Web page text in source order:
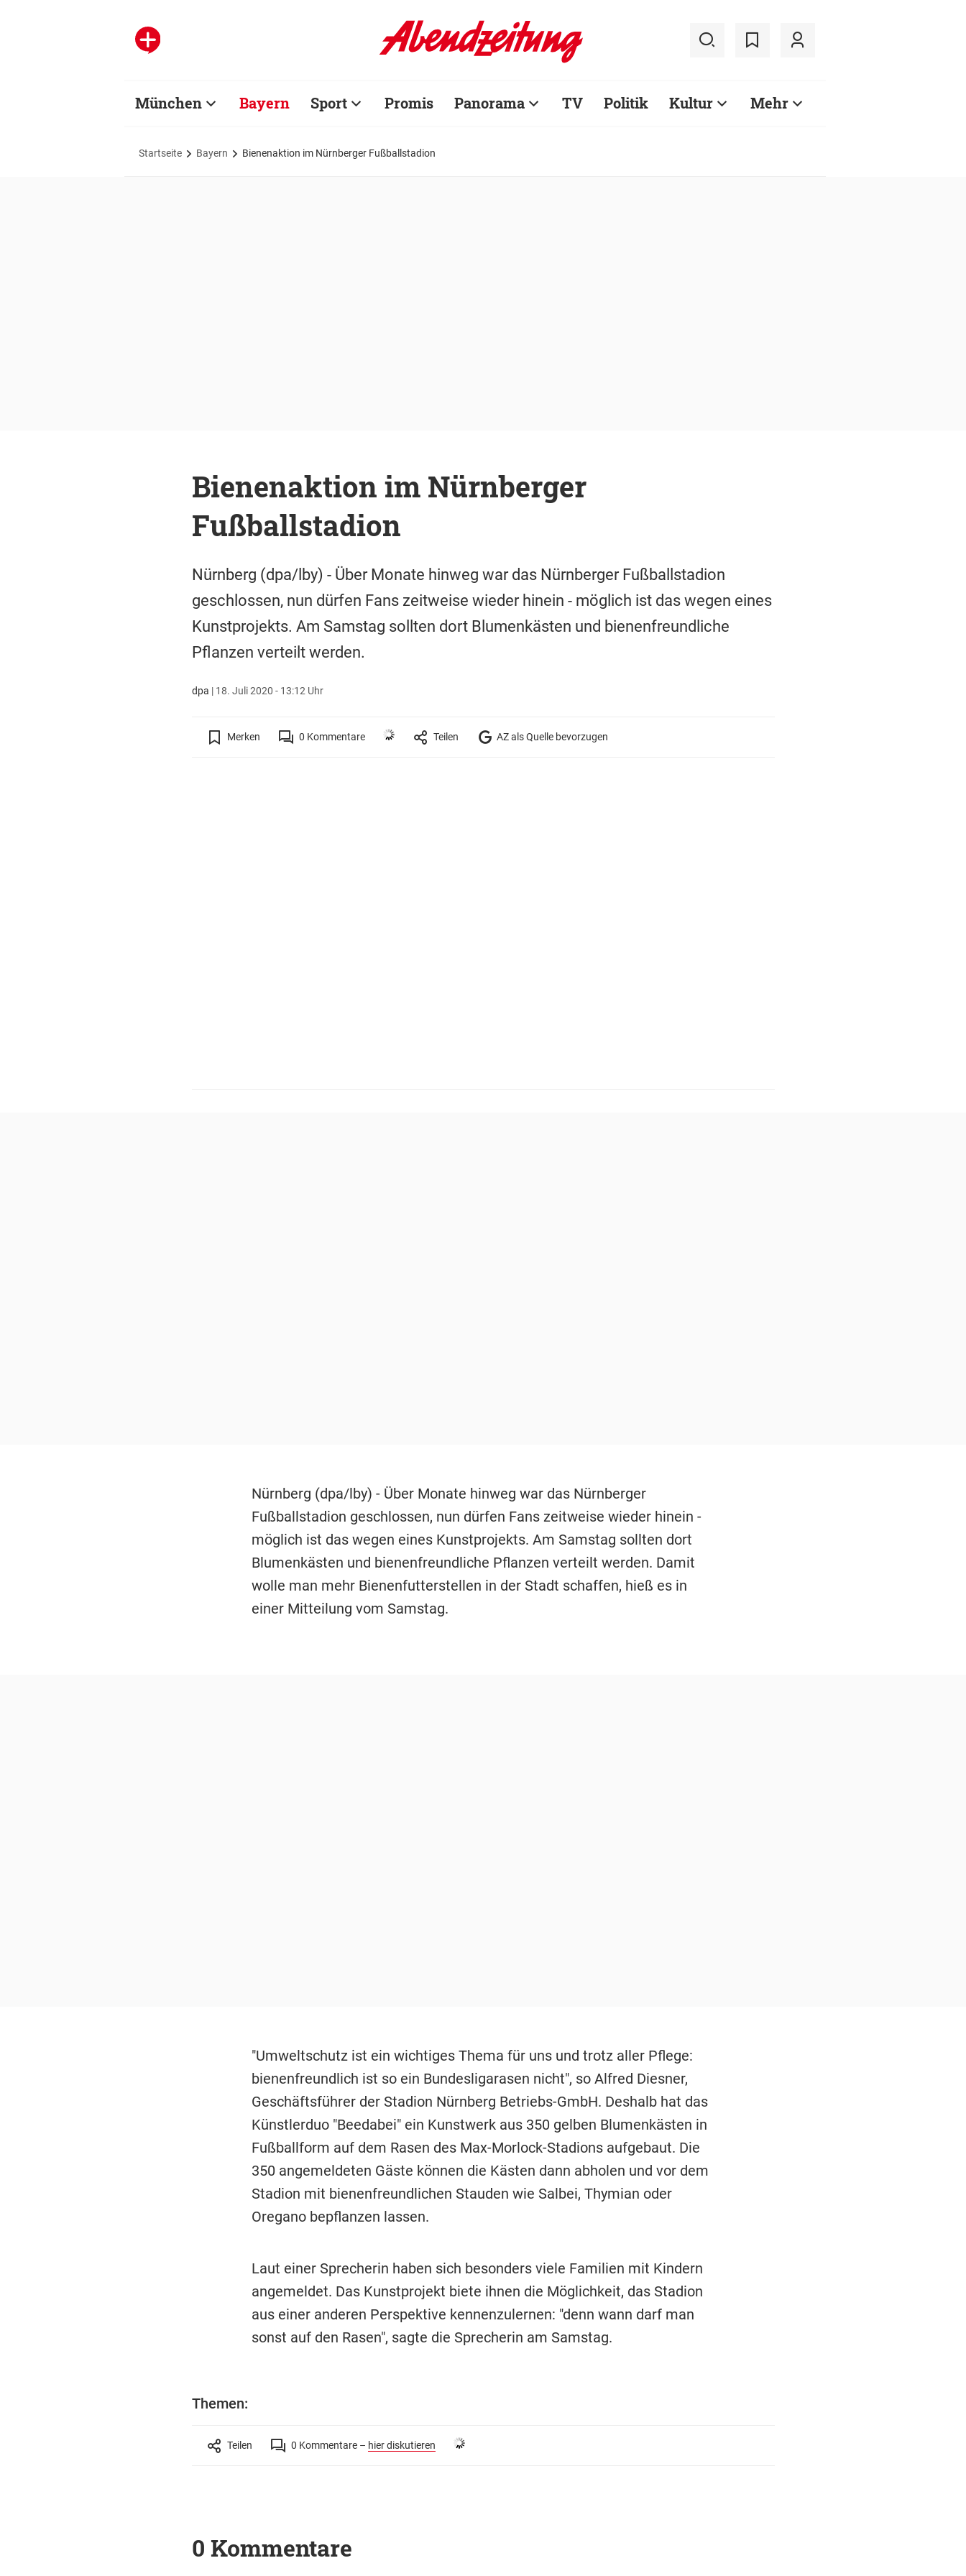
München Bayern Sport Promis Panorama TV Politik Kultur Mehr
Startseite Bayern Bienenaktion im Nürnberger Fußballstadion
Bienenaktion im Nürnberger
Fußballstadion
Nürnberg (dpa/lby) - Über Monate hinweg war das Nürnberger Fußballstadion
geschlossen, nun dürfen Fans zeitweise wieder hinein - möglich ist das wegen eines
Kunstprojekts. Am Samstag sollten dort Blumenkästen und bienenfreundliche
Pflanzen verteilt werden.
dpa | 18. Juli 2020 - 13:12 Uhr
Merken 0 Kommentare Teilen AZ als Quelle bevorzugen
Nürnberg (dpa/lby) - Über Monate hinweg war das Nürnberger
Fußballstadion geschlossen, nun dürfen Fans zeitweise wieder hinein -
möglich ist das wegen eines Kunstprojekts. Am Samstag sollten dort
Blumenkästen und bienenfreundliche Pflanzen verteilt werden. Damit
wolle man mehr Bienenfutterstellen in der Stadt schaffen, hieß es in
einer Mitteilung vom Samstag.
"Umweltschutz ist ein wichtiges Thema für uns und trotz aller Pflege:
bienenfreundlich ist so ein Bundesligarasen nicht", so Alfred Diesner,
Geschäftsführer der Stadion Nürnberg Betriebs-GmbH. Deshalb hat das
Künstlerduo "Beedabei" ein Kunstwerk aus 350 gelben Blumenkästen in
Fußballform auf dem Rasen des Max-Morlock-Stadions aufgebaut. Die
350 angemeldeten Gäste können die Kästen dann abholen und vor dem
Stadion mit bienenfreundlichen Stauden wie Salbei, Thymian oder
Oregano bepflanzen lassen.
Laut einer Sprecherin haben sich besonders viele Familien mit Kindern
angemeldet. Das Kunstprojekt biete ihnen die Möglichkeit, das Stadion
aus einer anderen Perspektive kennenzulernen: "denn wann darf man
sonst auf den Rasen", sagte die Sprecherin am Samstag.
Themen:
Teilen 0 Kommentare – hier diskutieren
0 Kommentare